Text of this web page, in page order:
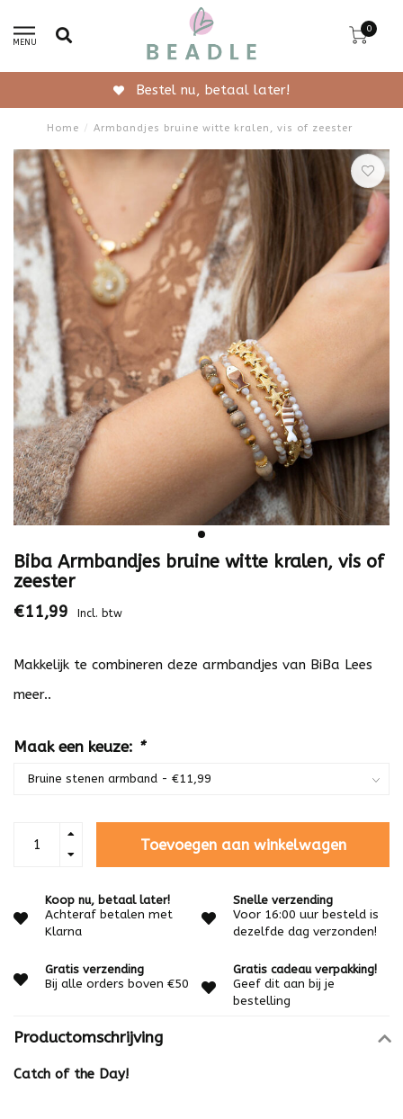
MENU
0
Gratis verzending
Home / Armbandjes bruine witte kralen, vis of zeester
Biba Armbandjes bruine witte kralen, vis of
zeester
€11,99 Incl. btw
Makkelijk te combineren deze armbandjes van BiBa Lees
meer..
Maak een keuze: *
Toevoegen aan winkelwagen
Koop nu, betaal later!
Achteraf betalen met
Klarna
Snelle verzending
Voor 16:00 uur besteld is
dezelfde dag verzonden!
Gratis verzending
Bij alle orders boven €50
Gratis cadeau verpakking!
Geef dit aan bij je
bestelling
Productomschrijving
Catch of the Day!